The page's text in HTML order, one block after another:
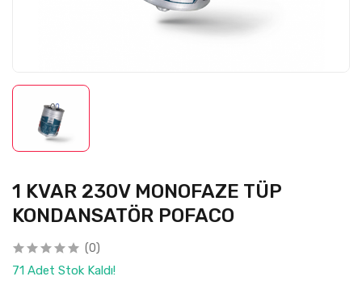
1 KVAR 230V MONOFAZE TÜP
KONDANSATÖR POFACO
(0)
71 Adet Stok Kaldı!